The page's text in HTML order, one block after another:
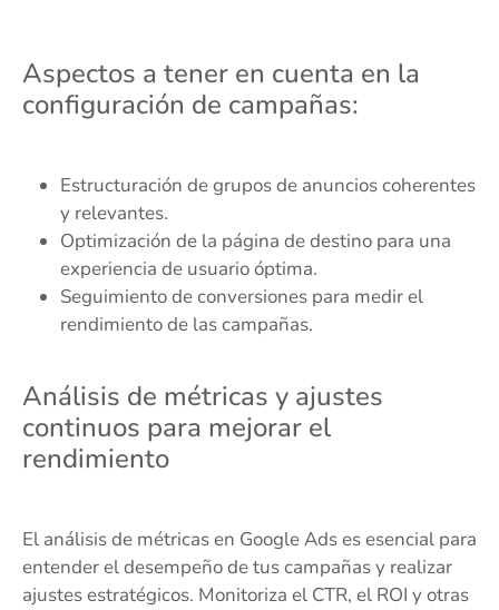
Aspectos a tener en cuenta en la
configuración de campañas:
Estructuración de grupos de anuncios coherentes
y relevantes.
Optimización de la página de destino para una
experiencia de usuario óptima.
Seguimiento de conversiones para medir el
rendimiento de las campañas.
Análisis de métricas y ajustes
continuos para mejorar el
rendimiento
El análisis de métricas en Google Ads es esencial para
entender el desempeño de tus campañas y realizar
ajustes estratégicos. Monitoriza el CTR, el ROI y otras